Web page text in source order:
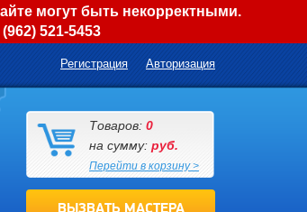
могут быть некорректными.
(962) 521-5453
Регистрация Авторизация
Товаров: 0
на сумму: руб.
Перейти в корзину >
ВЫЗВАТЬ МАСТЕРА